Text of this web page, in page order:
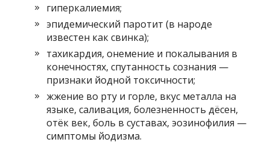
гиперкалиемия;
эпидемический паротит (в народе
известен как свинка);
тахикардия, онемение и покалывания в
конечностях, спутанность сознания —
признаки йодной токсичности;
жжение во рту и горле, вкус металла на
языке, саливация, болезненность дёсен,
отёк век, боль в суставах, эозинофилия —
симптомы йодизма.